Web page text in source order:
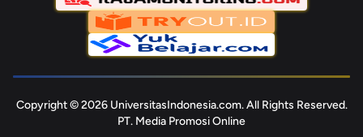
Copyright © 2026 UniversitasIndonesia.com. All Rights Reserved.
PT. Media Promosi Online